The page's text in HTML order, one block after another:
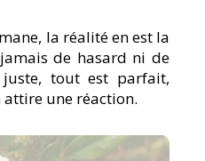
la réalité en est la
de hasard ni de
tout est parfait,
une réaction.